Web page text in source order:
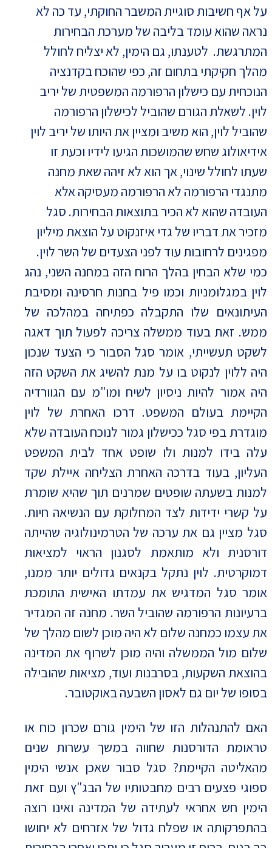
על אף חשיבות סוגיית המשבר החוקתי, עד כה לא
נראה שהוא עומד בליבה של מערכת הבחירות
המתרגשת. לטענתו, גם הימין, לא יצליח לחולל
מהלך חקיקתי בתחום זה, כפי שהוכח בקדנציה
הנוכחית עם כישלון הרפורמה המשפטית של יריב
לוין. לשאלת הגורם שהוביל לכישלון הרפורמה
שהוביל לוין, הוא משיב ומציין את היותו של יריב לוין
אידיאולוג שחש שהמושכות הגיעו לידיו וכעת זו
שעתו לחולל שינוי, אך הוא לא זיהה שאת מחנה
מתנגדי הרפורמה לא הרפורמה מעסיקה אלא
העובדה שהוא לא הכיר בתוצאות הבחירות. סגל
מזכיר את דבריו של גדי איזנקוט על הוצאת מיליון
מפגינים לרחובות עוד לפני הצעדים של השר לוין.
כמי שלא הבחין בהלך הרוח הזה במחנה השני, נהג
לוין במגלומניות וכמו פיל בחנות חרסינה ומסיבת
העיתונאים שלו התקבלה כפתיחה במהלכה של
ממש. זאת בעוד ממשלה צריכה לפעול תוך דאגה
לשקט תעשייתי, אומר סגל הסבור כי הצעד שנכון
היה ללוין לנקוט בו על מנת להשיג את השקט הזה
היה אמור להיות ניסיון לשיח ומו"מ עם הגוורדיה
הקיימת בעולם המשפט. דרכו האחרת של לוין
מוגדרת בפי סגל ככישלון גמור לנוכח העובדה שלא
עלה בידו למנות ולו שופט אחד לבית המשפט
העליון, בעוד בדרכה האחרת הצליחה איילת שקד
למנות בשעתה שופטים שמרנים תוך שהיא שומרת
על קשרי ידידות לצד המחלוקת עם הנשיאה חיות.
סגל מציין גם את ערכה של הטרמינולוגיה שהייתה
דורסנית ולא מותאמת לסגנון הראוי למציאות
דמוקרטית. לוין נתקל בקנאים גדולים יותר ממנו,
אומר סגל המדגיש את עמדתו האישית התומכת
ברעיונות הרפורמה שהוביל השר. מחנה זה המגדיר
את עצמו כמחנה שלום לא היה מוכן לשום מהלך של
שלום מול הממשלה והיה מוכן לשרוף את המדינה
בהוצאת השקעות, בסרבנות ועוד, מציאות שהובילה
בסופו של יום גם לאסון השבעה באוקטובר.
האם להתנהלות הזו של הימין גורם שכרון כוח או
טראומת הדורסנות שחווה במשך עשרות שנים
מהאליטה הקיימת? סגל סבור שאכן אנשי הימין
ספוגי פצעים רבים מחבטותיו של הבג"ץ ועם זאת
הימין חש אחראי לעתידה של המדינה ואינו רוצה
בהתפרקותה או שפלח גדול של אזרחים לא יחושו